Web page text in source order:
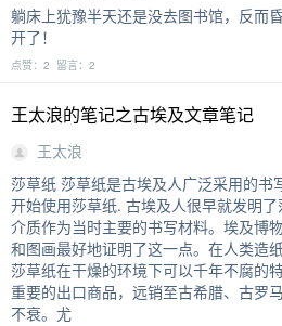
躺床上犹豫半天还是没去图书馆，反而
开了！
点赞：2 留言：2
王太浪的笔记之古埃及文章笔记
王太浪
莎草纸 莎草纸是古埃及人广泛采用的书
开始使用莎草纸. 古埃及人很早就发明
介质作为当时主要的书写材料。埃及博
和图画最好地证明了这一点。在人类造
莎草纸在干燥的环境下可以千年不腐的
重要的出口商品，远销至古希腊、古罗
不衰。尤